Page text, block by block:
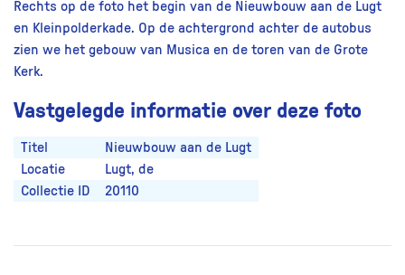
Rechts op de foto het begin van de Nieuwbouw aan de Lugt
en Kleinpolderkade. Op de achtergrond achter de autobus
zien we het gebouw van Musica en de toren van de Grote
Kerk.
Vastgelegde informatie over deze foto
Titel
Nieuwbouw aan de Lugt
Locatie
Lugt, de
Collectie ID
20110